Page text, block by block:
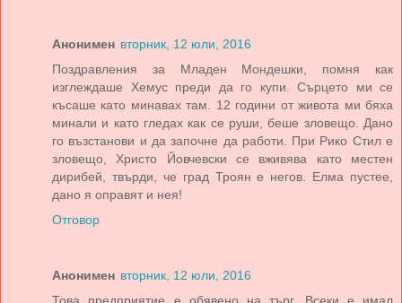
Анонимен вторник, 12 юли, 2016
Поздравления за Младен Мондешки, помня как
изглеждаше Хемус преди да го купи. Сърцето ми се
късаше като минавах там. 12 години от живота ми бяха
минали и като гледах как се руши, беше зловещо. Дано
го възстанови и да започне да работи. При Рико Стил е
зловещо, Христо Йовчевски се вживява като местен
дирибей, твърди, че град Троян е негов. Елма пустее,
дано я оправят и нея!
Отговор
Анонимен вторник, 12 юли, 2016
Това предприятие е обявено на търг. Всеки е имал